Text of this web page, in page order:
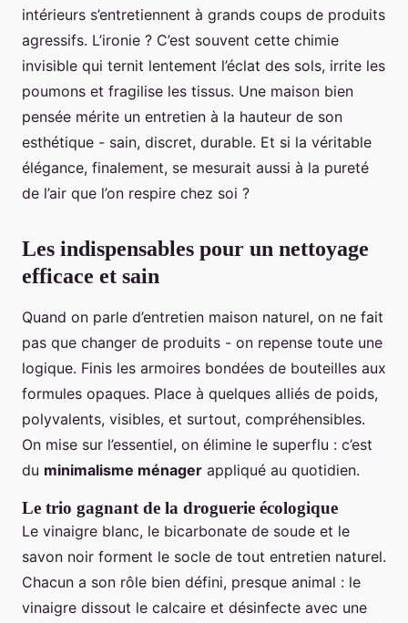
intérieurs s’entretiennent à grands coups de produits
agressifs. L’ironie ? C’est souvent cette chimie
invisible qui ternit lentement l’éclat des sols, irrite les
poumons et fragilise les tissus. Une maison bien
pensée mérite un entretien à la hauteur de son
esthétique - sain, discret, durable. Et si la véritable
élégance, finalement, se mesurait aussi à la pureté
de l’air que l’on respire chez soi ?
Les indispensables pour un nettoyage
efficace et sain
Quand on parle d’entretien maison naturel, on ne fait
pas que changer de produits - on repense toute une
logique. Finis les armoires bondées de bouteilles aux
formules opaques. Place à quelques alliés de poids,
polyvalents, visibles, et surtout, compréhensibles.
On mise sur l’essentiel, on élimine le superflu : c’est
du minimalisme ménager appliqué au quotidien.
Le trio gagnant de la droguerie écologique
Le vinaigre blanc, le bicarbonate de soude et le
savon noir forment le socle de tout entretien naturel.
Chacun a son rôle bien défini, presque animal : le
vinaigre dissout le calcaire et désinfecte avec une